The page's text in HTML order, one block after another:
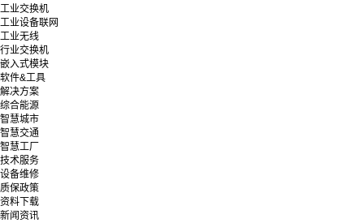
工业交换机
工业设备联网
工业无线
行业交换机
嵌入式模块
软件&工具
解决方案
综合能源
智慧城市
智慧交通
智慧工厂
技术服务
设备维修
质保政策
资料下载
新闻资讯